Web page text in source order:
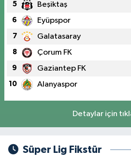
5 Beşiktaş
6 Eyüpspor
7 Galatasaray
8 Çorum FK
9 Gaziantep FK
10 Alanyaspor
Detaylar için
Süper Lig Fikstür